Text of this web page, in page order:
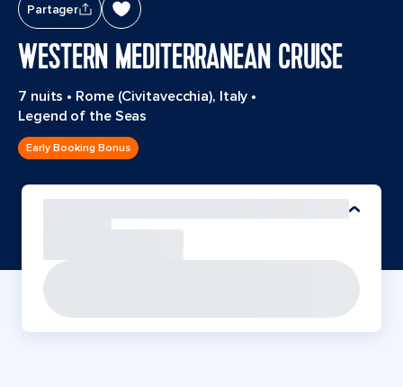
Partager
WESTERN MEDITERRANEAN CRUISE
7 nuits • Rome (Civitavecchia), Italy •
Legend of the Seas
Early Booking Bonus